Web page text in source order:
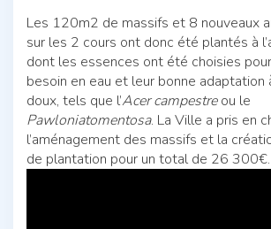
Les 120m2 de massifs et 8 nouveaux
sur les 2 cours ont donc été plantés à
dont les essences ont été choisies
besoin en eau et leur bonne adaptation
doux, tels que l’Acer campestreou le
Pawloniatomentosa. La Ville a pris en
l’aménagement des massifs et la
de plantation pour un total de 26 300€.